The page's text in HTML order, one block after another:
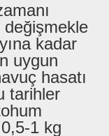
kadar
uygun
hasatı
tarihler
1 kg